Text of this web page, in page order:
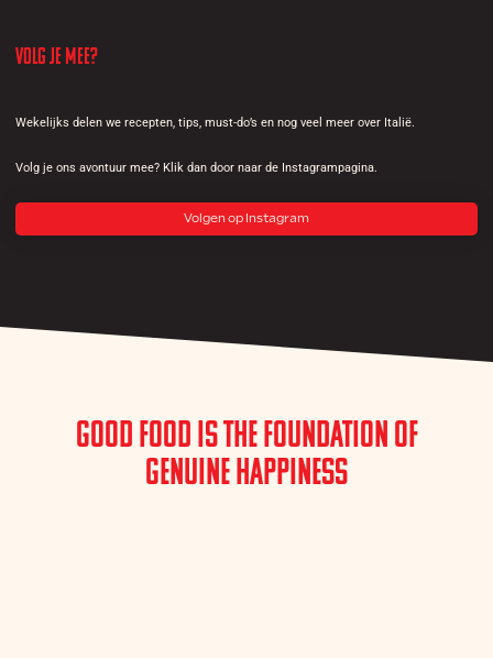
Volg je mee?
Wekelijks delen we recepten, tips, must-do’s en nog veel meer over Italië.
Volg je ons avontuur mee? Klik dan door naar de Instagrampagina.
Volgen op Instagram
Good Food is the Foundation of
Genuine Happiness